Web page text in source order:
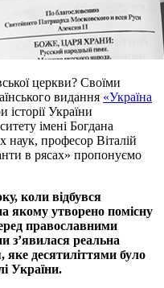
церкви? Своїми
видання «Україна
історії України
імені Богдана
наук, професор Віталій
в рясах» пропонуємо
коли відбувся
якому утворено помісну
православними
з’явилася реальна
яке десятиліттями було
України.